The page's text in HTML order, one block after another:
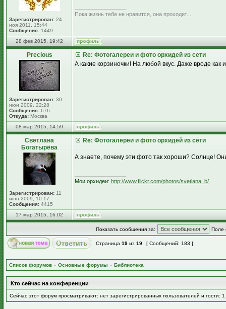
Зарегистрирован: 24
ноя 2011, 15:44
Сообщения: 1449
Пока жизнь тебе не нравится, она проходит...
28 фев 2015, 19:42
Precious
Зарегистрирован: 30
июн 2009, 22:28
Сообщения: 676
Откуда: Москва
Re: Фотогалереи и фото орхидей из сети
А какие корзиночки! На любой вкус. Даже вроде как
08 мар 2015, 14:59
Светлана
Богатырёва
Зарегистрирован: 11
июн 2009, 10:17
Сообщения: 4415
Re: Фотогалереи и фото орхидей из сети
А знаете, почему эти фото так хороши? Солнце!
Мои орхидеи: http://www.flickr.com/photos/svetlana_b/
17 мар 2015, 16:02
Показать сообщения за: Поле
Страница 19 из 19 [ Сообщений: 183 ]
Список форумов » Основные форумы » Библиотека
Кто сейчас на конференции
Сейчас этот форум просматривают: нет зарегистрированных пользователей и гости: 1